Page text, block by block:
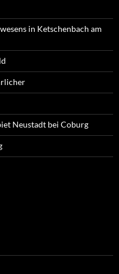
in Ketschenbach am
Neustadt bei Coburg